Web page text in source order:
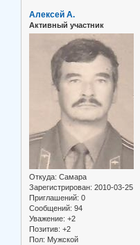
Алексей А.
Активный участник
Откуда: Самара
Зарегистрирован: 2010-03-25
Приглашений: 0
Сообщений: 94
Уважение: +2
Позитив: +2
Пол: Мужской